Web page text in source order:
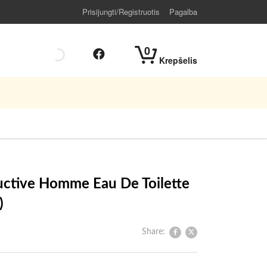
Prisijungti/Registruotis Pagalba
0
Krepšelis
Homme Eau De Toilette
Share: